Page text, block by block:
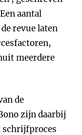
aantal
revue laten
meerdere
de
zijn daarbij
schrijfproces